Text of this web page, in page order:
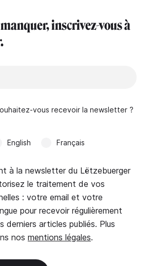
inscrivez-vous à
vous recevoir la newsletter ?
English Français
à la newsletter du Lëtzebuerger
le traitement de vos
: votre email et votre
pour recevoir régulièrement
derniers articles publiés. Plus
nos mentions légales.